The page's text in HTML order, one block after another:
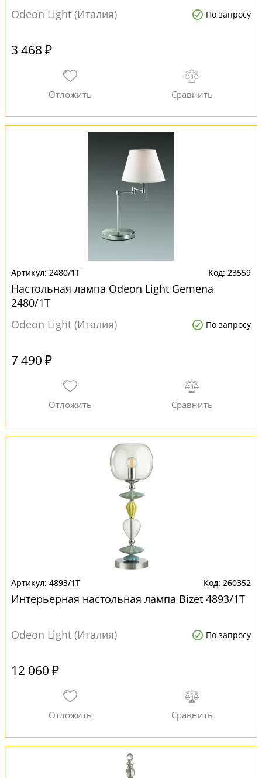
Odeon Light (Италия) По запросу
3 468 ₽
2480/1T 23559
Настольная лампа Odeon Light Gemena
2480/1T
Odeon Light (Италия)
По запросу
7 490 ₽
4893/1T 260352
Интерьерная настольная лампа Bizet 4893/1T
Odeon Light (Италия) По запросу
12 060 ₽